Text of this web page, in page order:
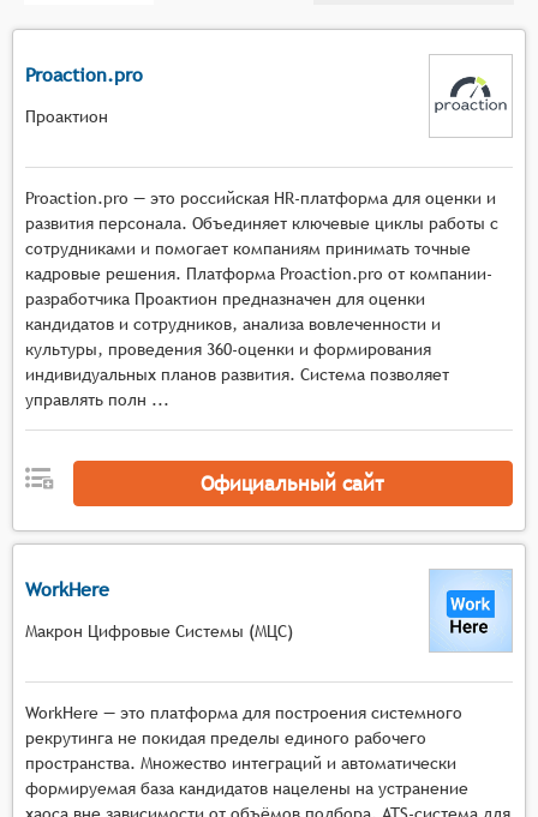
Классификатор программных продуктов Соваре
определяет конкретные функциональные критерии
для систем. Для того чтобы соответствовать
категории систем тестирования кандидатов, они
должны иметь следующие функциональные
возможности:
Создание тестов: Системы должны
предоставлять инструменты для создания
различных типов тестов, включая тесты на
знание предметной области, психологические
тесты, тесты на логику и другие.
как количество вопросов, время на
прохождение теста, критерии прохождения и
т.д.
Проведение тестирования: Системы должны
обеспечивать возможность проведения
тестирования в режиме онлайн, предоставляя
кандидатам доступ к тестам через веб-браузер
или мобильное приложение.
Анализ результатов: Системы должны
анализировать результаты тестирования,
предоставляя подробные отчёты о
производительности каждого кандидата, а
Proaction.pro
Проактион
Proaction.pro — это российская HR-платформа для оценки и
развития персонала. Объединяет ключевые циклы работы с
сотрудниками и помогает компаниям принимать точные
кадровые решения. Платформа Proaction.pro от компании-
разработчика Проактион предназначен для оценки
кандидатов и сотрудников, анализа вовлеченности и
культуры, проведения 360-оценки и формирования
индивидуальных планов развития. Система позволяет
управлять полн ...
Официальный сайт
WorkHere
Макрон Цифровые Системы (МЦС)
WorkHere — это платформа для построения системного
рекрутинга не покидая пределы единого рабочего
пространства. Множество интеграций и автоматически
формируемая база кандидатов нацелены на устранение